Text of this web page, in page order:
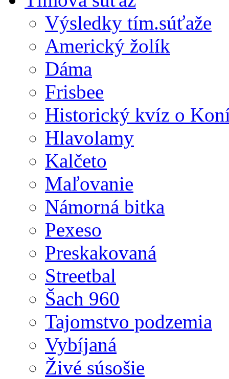
Výsledky tím.súťaže
Americký žolík
Dáma
Frisbee
Historický kvíz o
Hlavolamy
Kalčeto
Maľovanie
Námorná bitka
Pexeso
Preskakovaná
Streetbal
Šach 960
Tajomstvo podzemia
Vybíjaná
Živé súsošie